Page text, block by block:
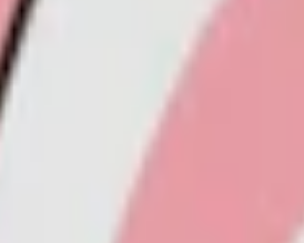
Portion
Starkt Vitt Snus